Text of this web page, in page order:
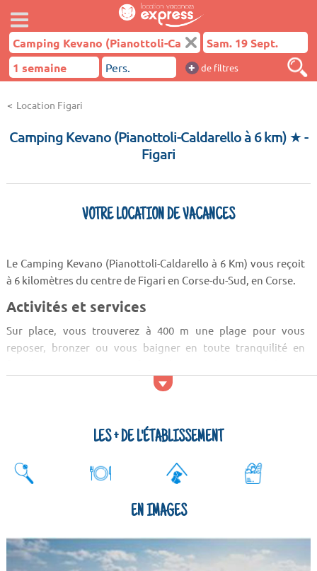
+ de filtres
Location Figari
Camping Kevano (Pianottoli-Caldarello à 6 km) ★-
Figari
VOTRE LOCATION DE VACANCES
Le Camping Kevano (Pianottoli-Caldarello à 6 Km) vous reçoit
à 6 kilomètres du centre de Figari en Corse-du-Sud, en Corse.
Activités et services
Sur place, vous trouverez à 400 m une plage pour vous
reposer, bronzer ou vous baigner en toute tranquilité en
LES + DE L'ÉTABLISSEMENT
EN IMAGES